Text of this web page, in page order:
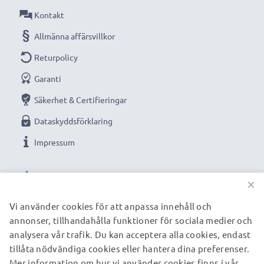
Anslutning 2: USB A adapter
Version: USB 2.0
Färg: svart
Optimerad för bland annat:
Ghost HD170 HD170 Stealth HD720 X170 kamera,
systemkamera, digitalkamera, go-pros eller
camcorders med flera.
kamerans inställningar/manual för mer information.
VÅRA BETALNINGSALTERNATIV
Kontakt
Allmänna affärsvillkor
Returpolicy
Garanti
Säkerhet & Certifieringar
Dataskyddsförklaring
Impressum
VÅRA FRAKTPARTNERS
×
Vi använder cookies för att anpassa innehåll och
annonser, tillhandahålla funktioner för sociala medier och
analysera vår trafik. Du kan acceptera alla cookies, endast
tillåta nödvändiga cookies eller hantera dina preferenser.